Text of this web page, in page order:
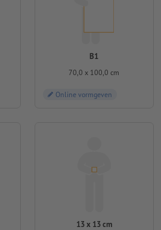
B1
70,0 x 100,0 cm
Online vormgeven
13 x 13 cm